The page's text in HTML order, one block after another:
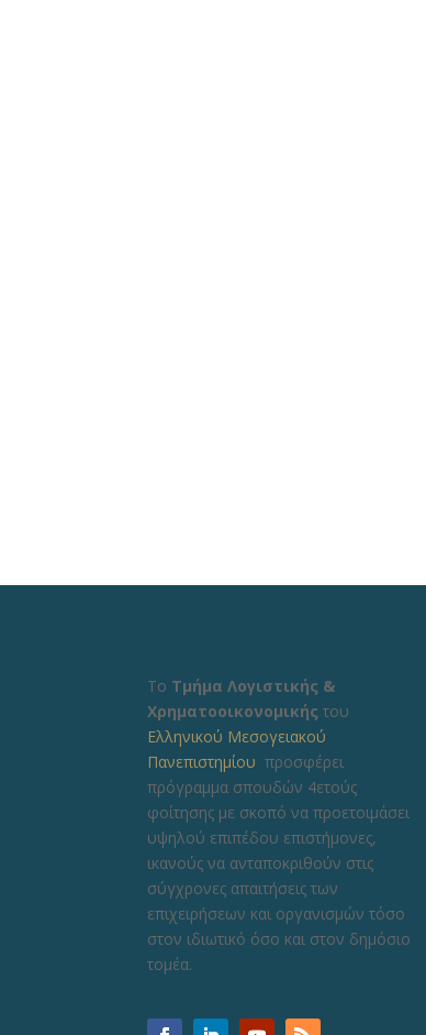
Το Τμήμα Λογιστικής &
Χρηματοοικονομικήςτου
Ελληνικού Μεσογειακού
Πανεπιστημίου προσφέρει
πρόγραμμα σπουδών 4ετούς
φοίτησης με σκοπό να προετοιμάσει
υψηλού επιπέδου επιστήμονες,
ικανούς να ανταποκριθούν στις
σύγχρονες απαιτήσεις των
επιχειρήσεων και οργανισμών τόσο
στον ιδιωτικό όσο και στον δημόσιο
τομέα.